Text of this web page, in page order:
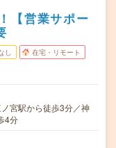
【営業サポー
し 在宅・リモート
宮駅から徒歩3分／神
4分